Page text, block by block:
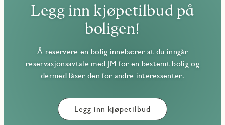
Legg inn kjøpetilbud på
boligen!
Å reservere en bolig innebærer at du inngår
reservasjonsavtale med JM for en bestemt bolig og
dermed låser den for andre interessenter.
Legg inn kjøpetilbud